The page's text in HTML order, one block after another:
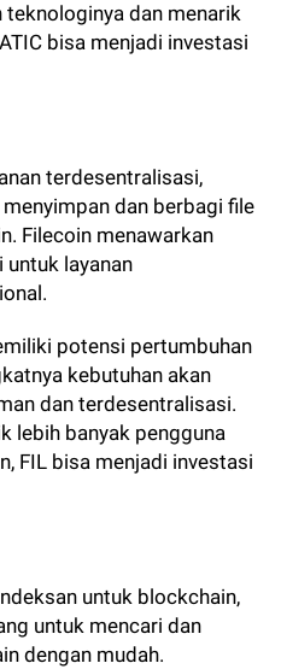
dan menarik
bisa menjadi investasi
terdesentralisasi,
dan berbagi file
Filecoin menawarkan
layanan
potensi pertumbuhan
kebutuhan akan
dan terdesentralisasi.
lebih banyak pengguna
FIL bisa menjadi investasi
untuk blockchain,
untuk mencari dan
dengan mudah.